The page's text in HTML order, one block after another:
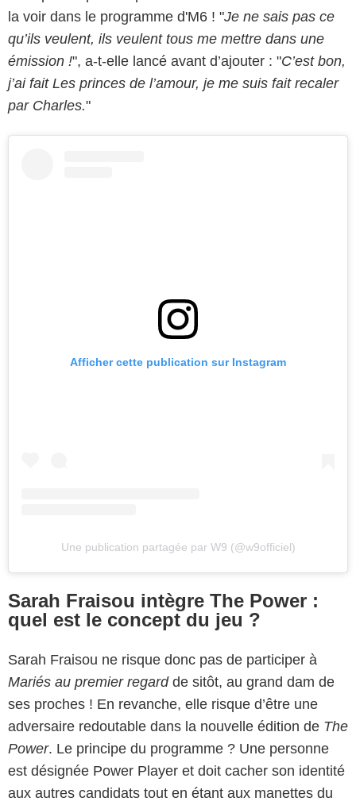
la voir dans le programme d'M6 ! "Je ne sais pas ce
qu’ils veulent, ils veulent tous me mettre dans une
émission !", a-t-elle lancé avant d’ajouter : "C’est bon,
j’ai fait Les princes de l’amour, je me suis fait recaler
par Charles."
Afficher cette publication sur Instagram
Une publication partagée par W9 (@w9officiel)
Sarah Fraisou intègre The Power :
quel est le concept du jeu ?
Sarah Fraisou ne risque donc pas de participer à
Mariés au premier regardde sitôt, au grand dam de
ses proches ! En revanche, elle risque d’être une
adversaire redoutable dans la nouvelle édition de The
Power. Le principe du programme ? Une personne
est désignée Power Player et doit cacher son identité
aux autres candidats tout en étant aux manettes du